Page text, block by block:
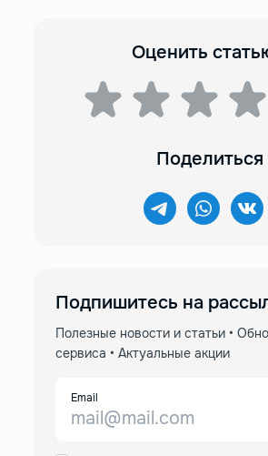
Оценить
Поделиться
Подпишитесь на
Полезные новости и статьи •
сервиса • Актуальные акции
Email